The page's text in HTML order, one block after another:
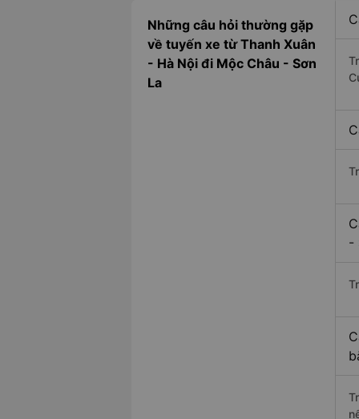
Những câu hỏi thường gặp
về tuyến xe từ Thanh Xuân
- Hà Nội đi Mộc Châu - Sơn
La
-